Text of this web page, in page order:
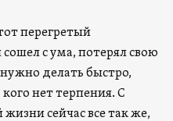
перегретый
с ума, потерял свою
делать быстро,
нет терпения. С
сейчас все так же,